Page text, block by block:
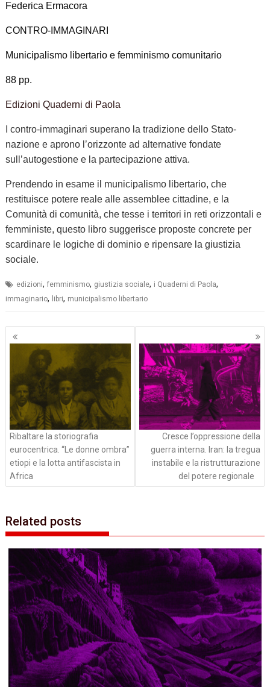
Federica Ermacora
CONTRO-IMMAGINARI
Municipalismo libertario e femminismo comunitario
88 pp.
Edizioni Quaderni di Paola
I contro-immaginari superano la tradizione dello Stato-
nazione e aprono l’orizzonte ad alternative fondate
sull’autogestione e la partecipazione attiva.
Prendendo in esame il municipalismo libertario, che
restituisce potere reale alle assemblee cittadine, e la
Comunità di comunità, che tesse i territori in reti orizzontali e
femministe, questo libro suggerisce proposte concrete per
scardinare le logiche di dominio e ripensare la giustizia
sociale.
edizioni,femminismo, giustizia sociale, i Quaderni di Paola,
immaginario, libri, municipalismo libertario
Navigazione
articoli
Ribaltare la storiografia
eurocentrica. “Le donne ombra”
etiopi e la lotta antifascista in
Africa
Cresce l’oppressione della
guerra interna. Iran: la tregua
instabile e la ristrutturazione
del potere regionale
Related posts